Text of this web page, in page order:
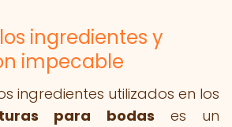
ingredientes y
impecable
ingredientes utilizados en los
para bodas es un